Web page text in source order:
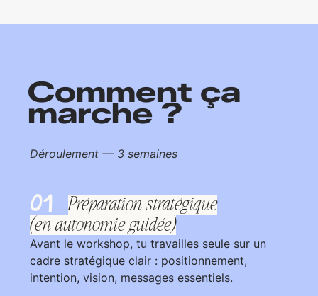
Comment ça
marche ?
Déroulement — 3 semaines
01
Préparation stratégique
(en autonomie guidée)
Avant le workshop, tu travailles seule sur un
cadre stratégique clair : positionnement,
intention, vision, messages essentiels.